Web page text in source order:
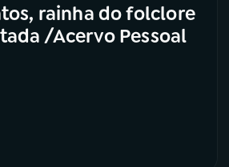
rainha do folclore
/Acervo Pessoal